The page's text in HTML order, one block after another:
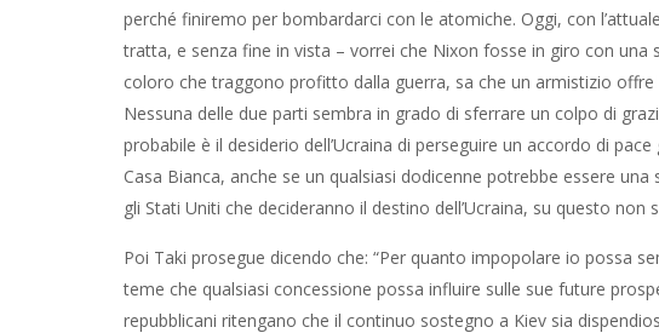
guerra, sa che un armistizio offre la migliore speranza di pace in
sferrare un colpo di grazia sul campo di battaglia, e ancora meno
un accordo di pace globale. Quindi, la scelta spetta al gaga della
potrebbe essere una scelta migliore di lui, a questo punto. Saranno
dell’Ucraina, su questo non si può dubitare”.
Poi Taki prosegue dicendo che: “Per quanto impopolare io possa
teme che qualsiasi concessione possa influire sulle sue future
repubblicani ritengano che il continuo sostegno a Kiev sia
che Donbas e Crimea sono i suoi. Il vecchio cliché secondo cui la
stato più vero, ma gli ucraini stanno esaurendo gli uomini, mentre i